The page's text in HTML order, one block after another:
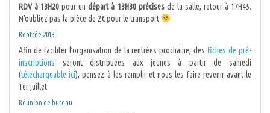
RDV à 13H20 pour undépart à 13H30 précisesde la salle, retour à 17H45.
N’oubliez pas la pièce de 2€ pour le transport
Rentrée 2013
Afin de faciliter l’organisation de la rentrées prochaine, des fiches de pré-
inscriptions seront distribuées aux jeunes à partir de samedi
(téléchargeable ici), pensez à les remplir et nous les faire revenir avant le
1er juillet.
Réunion de bureau